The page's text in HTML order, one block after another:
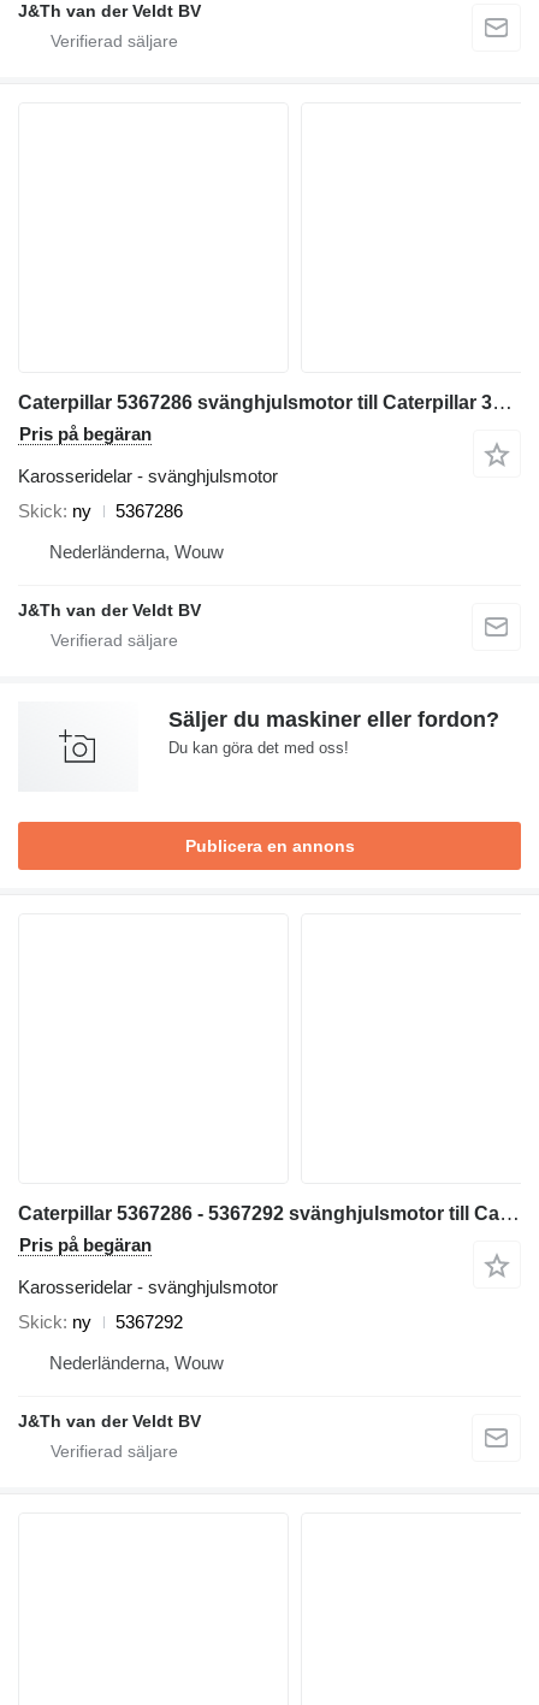
J&Th van der Veldt BV
Caterpillar 5367286 svänghjulsmotor till Caterpillar 320 323 325 320GC 323GC 323GX 320D2FM grävmaskin
Pris på begäran
Karosseridelar - svänghjulsmotor
Skick ny
5367286
Nederländerna, Wouw
J&Th van der Veldt BV
Säljer du maskiner eller fordon?
Du kan göra det med oss!
Publicera en annons
Caterpillar 5367286 - 5367292 svänghjulsmotor till Caterpillar 320 323 325 320GC 323GC 323GX 320D2FM grävmaskin
Pris på begäran
Karosseridelar - svänghjulsmotor
Skick ny
5367292
Nederländerna, Wouw
J&Th van der Veldt BV